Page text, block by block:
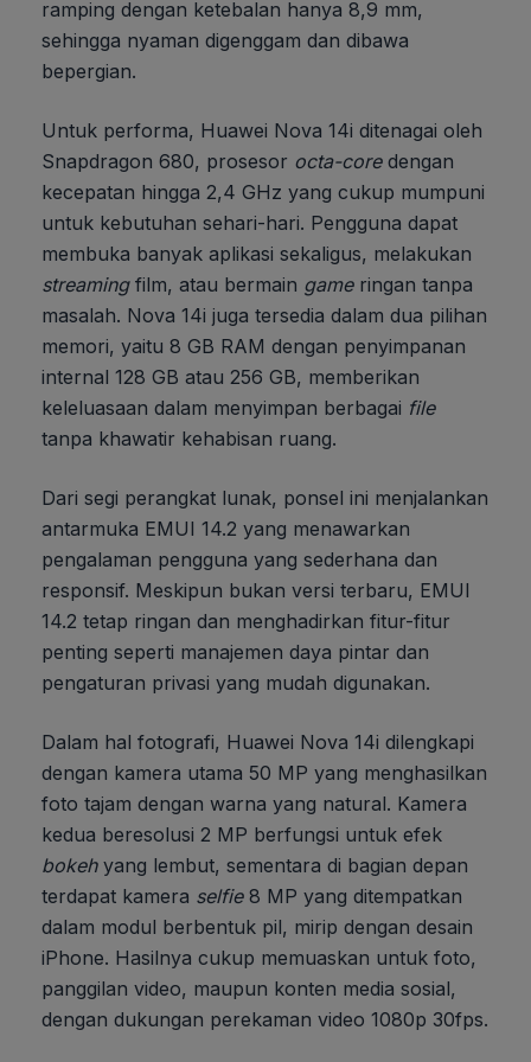
ramping dengan ketebalan hanya 8,9 mm,
sehingga nyaman digenggam dan dibawa
bepergian.
Untuk performa, Huawei Nova 14i ditenagai oleh
Snapdragon 680, prosesor octa-coredengan
kecepatan hingga 2,4 GHz yang cukup mumpuni
untuk kebutuhan sehari-hari. Pengguna dapat
membuka banyak aplikasi sekaligus, melakukan
streamingfilm, atau bermain gameringan tanpa
masalah. Nova 14i juga tersedia dalam dua pilihan
memori, yaitu 8 GB RAM dengan penyimpanan
internal 128 GB atau 256 GB, memberikan
keleluasaan dalam menyimpan berbagai file
tanpa khawatir kehabisan ruang.
Dari segi perangkat lunak, ponsel ini menjalankan
antarmuka EMUI 14.2 yang menawarkan
pengalaman pengguna yang sederhana dan
responsif. Meskipun bukan versi terbaru, EMUI
14.2 tetap ringan dan menghadirkan fitur-fitur
penting seperti manajemen daya pintar dan
pengaturan privasi yang mudah digunakan.
Dalam hal fotografi, Huawei Nova 14i dilengkapi
dengan kamera utama 50 MP yang menghasilkan
foto tajam dengan warna yang natural. Kamera
kedua beresolusi 2 MP berfungsi untuk efek
bokehyang lembut, sementara di bagian depan
terdapat kamera selfie8 MP yang ditempatkan
dalam modul berbentuk pil, mirip dengan desain
iPhone. Hasilnya cukup memuaskan untuk foto,
panggilan video, maupun konten media sosial,
dengan dukungan perekaman video 1080p 30fps.